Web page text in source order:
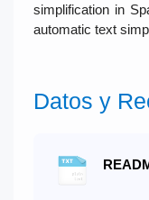
simplification in
automatic text
Datos y